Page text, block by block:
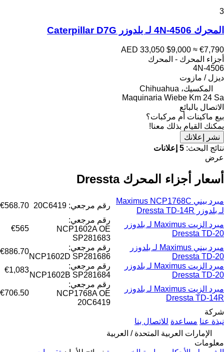
3
المحرك 4N-4506 لـ بلدوزر Caterpillar D7G
AED 33,050 $9,000 ≈ €7,790
أجزاء المحرك - المحرك
4N-4506
ديزل / مازوت
المكسيك، Chihuahua
Maquinaria Wiebe Km 24 Sa
الاتصال بالبائع
بيع ماكينات أم مركبات؟
يمكنك القيام بذلك معنا!
نشر إعلانك
نتائج البحث: 5 إعلانات
عرض
أسعار أجزاء المحرك Dressta
مبرد بيني Maximus NCP1768C
لـ بلدوزر Dressta TD-14R
رقم مرجعي: 20C6419 €568.70
مبرد الزيت Maximus لـ بلدوزر
Dressta TD-20
رقم مرجعي:
NCP1602A OE
SP281683
€565
مبرد بيني Maximus لـ بلدوزر
Dressta TD-20
رقم مرجعي:
NCP1602D SP281686
€886.70
مبرد الزيت Maximus لـ بلدوزر
Dressta TD-20
رقم مرجعي:
NCP1602B SP281684
€1,083
مبرد الزيت Maximus لـ بلدوزر
Dressta TD-14R
رقم مرجعي:
NCP1768A OE
20C6419
€706.50
شركة
نبذة عنا مساعدة للاتصال بنا
الإمارات العربية المتحدة / العربية
معلومات